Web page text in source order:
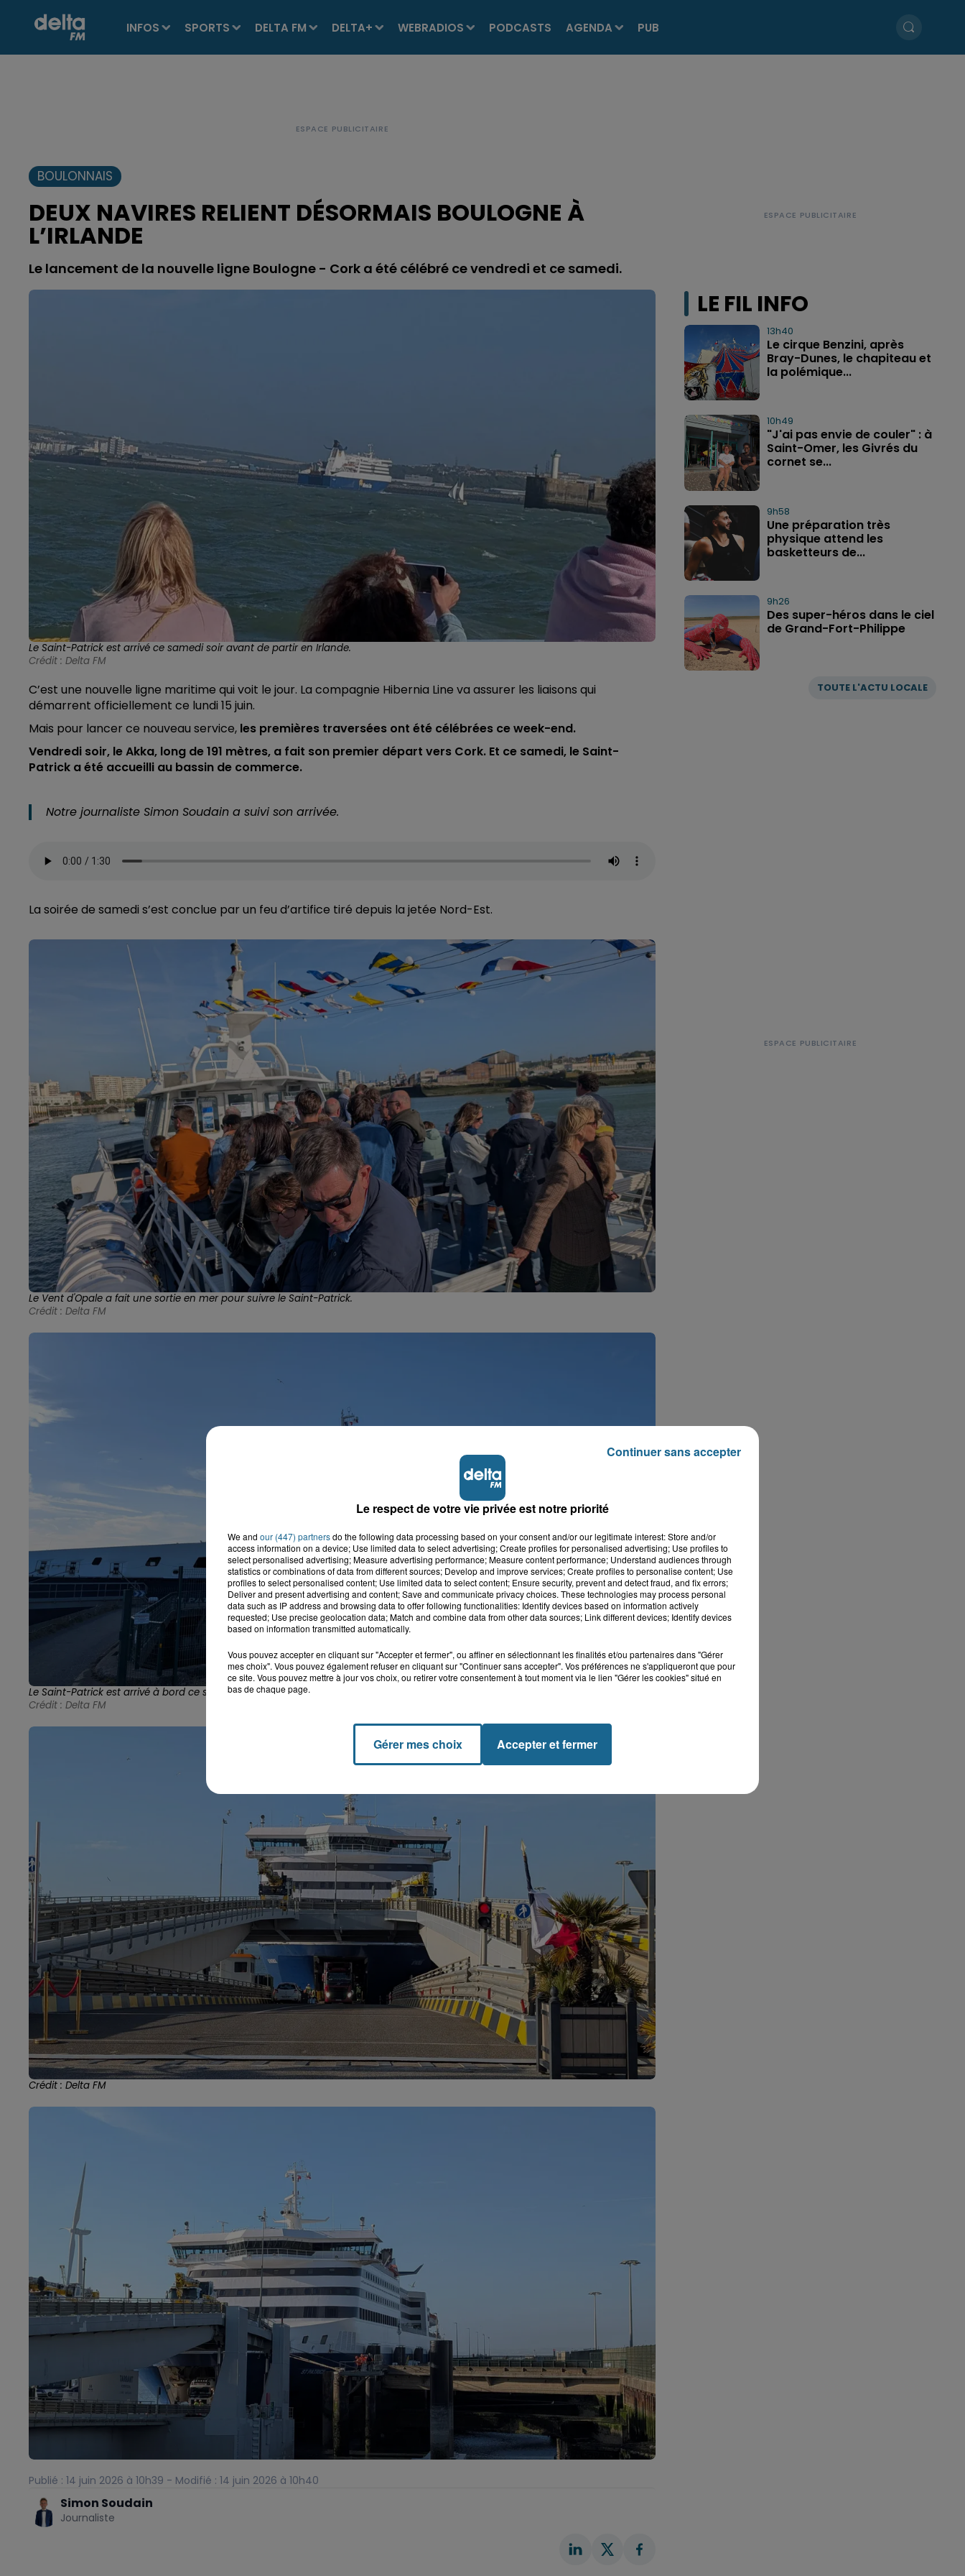
INFOS SPORTS DELTA FM DELTA+ WEBRADIOS PODCASTS AGENDA PUB
BOULONNAIS
DEUX NAVIRES RELIENT DÉSORMAIS BOULOGNE À
L’IRLANDE
Le lancement de la nouvelle ligne Boulogne - Cork a été célébré ce vendredi et ce samedi.
Le Saint-Patrick est arrivé ce samedi soir avant de partir en Irlande.
Crédit : Delta FM
C’est une nouvelle ligne maritime qui voit le jour. La compagnie Hibernia Line va assurer les liaisons qui
démarrent officiellement ce lundi 15 juin.
Mais pour lancer ce nouveau service, les premières traversées ont été célébrées ce week-end.
Vendredi soir, le Akka, long de 191 mètres, a fait son premier départ vers Cork. Et ce samedi, le Saint-
Patrick a été accueilli au bassin de commerce.
Notre journaliste Simon Soudain a suivi son arrivée.
La soirée de samedi s’est conclue par un feu d’artifice tiré depuis la jetée Nord-Est.
Le Vent d'Opale a fait une sortie en mer pour suivre le Saint-Patrick.
Crédit : Delta FM
Le Saint-Patrick est arrivé à bord ce samedi.
Crédit : Delta FM
Crédit : Delta FM
Publié : 14 juin 2026 à 10h39 - Modifié : 14 juin 2026 à 10h40
Simon Soudain
Journaliste
LE FIL INFO
TOUTE L'ACTU LOCALE
13h40
Le cirque Benzini, après
Bray-Dunes, le chapiteau et
la polémique...
10h49
"J'ai pas envie de couler" : à
Saint-Omer, les Givrés du
cornet se...
9h58
Une préparation très
physique attend les
basketteurs de...
9h26
Des super-héros dans le ciel
de Grand-Fort-Philippe
Le respect de votre vie privée est notre priorité
We and our (447) partnersdo the following data processing based on your consent and/or our legitimate interest: Store and/or
access information on a device; Use limited data to select advertising; Create profiles for personalised advertising; Use profiles to
select personalised advertising; Measure advertising performance; Measure content performance; Understand audiences through
statistics or combinations of data from different sources; Develop and improve services; Create profiles to personalise content; Use
profiles to select personalised content; Use limited data to select content; Ensure security, prevent and detect fraud, and fix errors;
Deliver and present advertising and content; Save and communicate privacy choices. These technologies may process personal
data such as IP address and browsing data to offer following functionalities: Identify devices based on information actively
requested; Use precise geolocation data; Match and combine data from other data sources; Link different devices; Identify devices
based on information transmitted automatically.
Vous pouvez accepter en cliquant sur "Accepter et fermer", ou affiner en sélectionnant les finalités et/ou partenaires dans "Gérer
mes choix". Vous pouvez également refuser en cliquant sur "Continuer sans accepter". Vos préférences ne s'appliqueront que pour
ce site. Vous pouvez mettre à jour vos choix, ou retirer votre consentement à tout moment via le lien "Gérer les cookies" situé en
bas de chaque page.
Gérer mes choix Accepter et fermer
Continuer sans accepter